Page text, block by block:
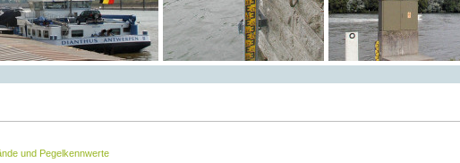
und Pegelkennwerte